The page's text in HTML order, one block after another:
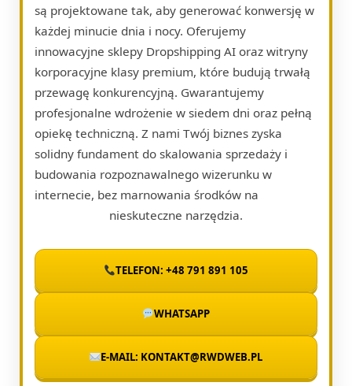
są projektowane tak, aby generować konwersję w
każdej minucie dnia i nocy. Oferujemy
innowacyjne sklepy Dropshipping AI oraz witryny
korporacyjne klasy premium, które budują trwałą
przewagę konkurencyjną. Gwarantujemy
profesjonalne wdrożenie w siedem dni oraz pełną
opiekę techniczną. Z nami Twój biznes zyska
solidny fundament do skalowania sprzedaży i
budowania rozpoznawalnego wizerunku w
internecie, bez marnowania środków na
nieskuteczne narzędzia.
TELEFON: +48 791 891 105
WHATSAPP
E-MAIL: KONTAKT@RWDWEB.PL